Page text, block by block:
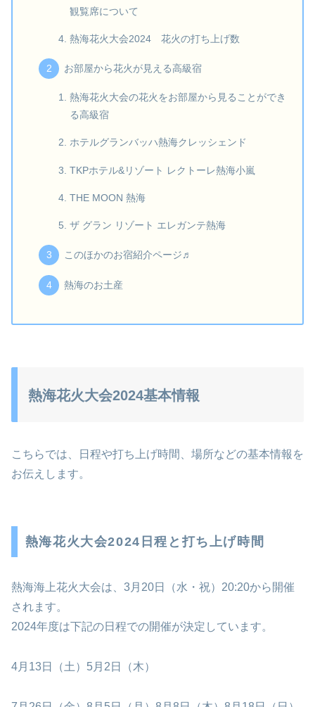
観覧席について
熱海花火大会2024 花火の打ち上げ数
お部屋から花火が見える高級宿
熱海花火大会の花火をお部屋から見ることができ
る高級宿
ホテルグランバッハ熱海クレッシェンド
TKPホテル&リゾート レクトーレ熱海小嵐
THE MOON 熱海
ザ グラン リゾート エレガンテ熱海
このほかのお宿紹介ページ♬
熱海のお土産
熱海花火大会2024基本情報
こちらでは、日程や打ち上げ時間、場所などの基本情報を
お伝えします。
熱海花火大会2024日程と打ち上げ時間
熱海海上花火大会は、3月20日（水・祝）20:20から開催
されます。
2024年度は下記の日程での開催が決定しています。
4月13日（土）5月2日（木）